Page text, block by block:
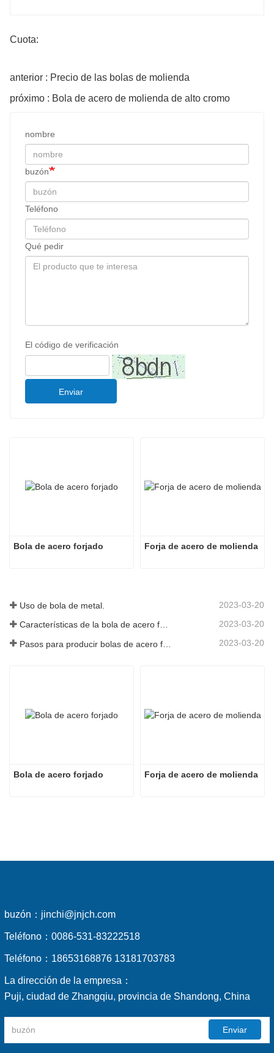
Cuota:
anterior : Precio de las bolas de molienda
próximo : Bola de acero de molienda de alto cromo
nombre
buzón
Teléfono
Qué pedir
El código de verificación
Enviar
Bola de acero forjado Forja de acero de molienda
Uso de bola de metal. 2023-03-20
Características de la bola de acero forjado 2023-03-20
2023-03-20
Bola de acero forjado Forja de acero de molienda
buzón： jinchi@jnjch.com
Teléfono： 0086-531-83222518
Teléfono： 18653168876 13181703783
La dirección de la empresa：
Puji, ciudad de Zhangqiu, provincia de Shandong, China
Enviar